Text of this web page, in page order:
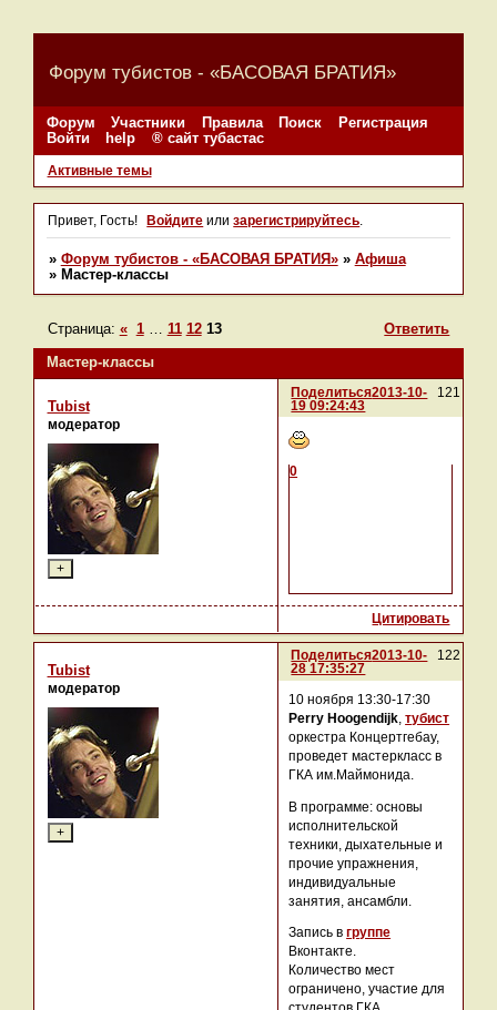
Форум тубистов - «БАСОВАЯ БРАТИЯ»
Форум Участники Правила Поиск
Регистрация
Войти
help ® сайт тубастас
Активные темы
Привет, Гость! Войдите илизарегистрируйтесь
» Форум тубистов - «БАСОВАЯ БРАТИЯ» » Афиша
» Мастер-классы
Мастер-классы
Страница: « 1 … 11 12 13 Ответить
Поделиться 121
2013-10-
19 09:24:43
Tubist
модератор
0
Цитировать
Поделиться 122
2013-10-
28 17:35:27
Tubist
модератор
10 ноября 13:30-17:30
Perry Hoogendijk ,тубист
оркестра Концертгебау,
проведет мастеркласс в
ГКА им.Маймонида.
В программе: основы
исполнительской
техники, дыхательные и
прочие упражнения,
индивидуальные
занятия, ансамбли.
Запись вгруппе
Вконтакте.
Количество мест
ограничено, участие для